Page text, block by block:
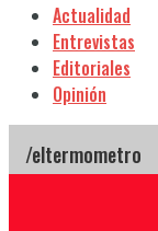
Actualidad
Entrevistas
Editoriales
Opinión